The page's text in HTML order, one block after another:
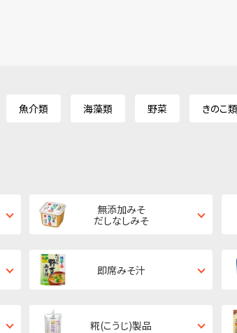
魚介類 海藻類 野菜 きのこ類
無添加みそ
だしなしみそ
即席みそ汁
糀(こうじ)製品